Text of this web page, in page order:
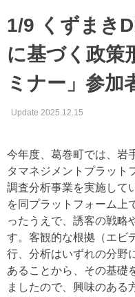
1/9 くずまき
に基づく政策
ミナー」参加
Update 2025.12.15
今年度、葛巻町では、岩
タマネジメントプラット
調査分析事業を実施して
を同プラットフォーム上
ったうえで、誘客の戦略
す。客観的な根拠（エビ
行、分析はいずれの分野
あることから、その基礎
ましたので、興味のある